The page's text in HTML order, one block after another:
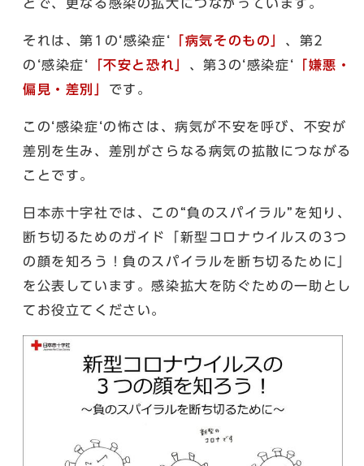
とで、更なる感染の拡大につながっています。
それは、第1の‘感染症‘ 「病気そのもの」 、第2
の‘感染症‘
「不安と恐れ」 、第3の‘感染症‘ 「嫌悪・
偏見・差別」 です。
この‘感染症‘の怖さは、病気が不安を呼び、不安が
差別を生み、差別がさらなる病気の拡散につながる
ことです。
日本赤十字社では、この“負のスパイラル”を知り、
断ち切るためのガイド「新型コロナウイルスの3つ
の顔を知ろう！負のスパイラルを断ち切るために」
を公表しています。感染拡大を防ぐための一助とし
てお役立てください。